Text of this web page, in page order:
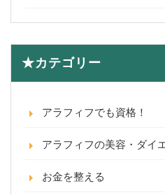
★カテゴリー
アラフィフでも資格！
アラフィフの美容・ダイ
お金を整える